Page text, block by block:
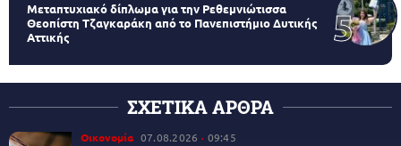
Μεταπτυχιακό δίπλωμα για την Ρεθεμνιώτισσα
Θεοπίστη Τζαγκαράκη από το Πανεπιστήμιο Δυτικής
Αττικής
ΣΧΕΤΙΚΑ ΑΡΘΡΑ
Οικονομία 07.08.2026 09:45